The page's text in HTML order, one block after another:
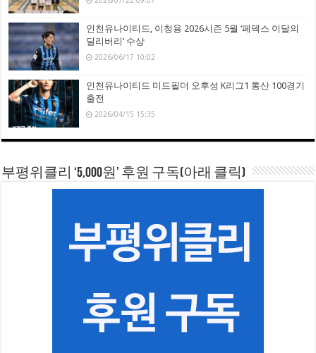
인천유나이티드, 이청용 2026시즌 5월 ‘페덱스 이달의
딜리버리’ 수상
2026/06/17 10:02
인천유나이티드 미드필더 오후성 K리그1 통산 100경기
출전
2026/04/15 15:35
부평위클리 ‘5,000원’ 후원 구독(아래 클릭)